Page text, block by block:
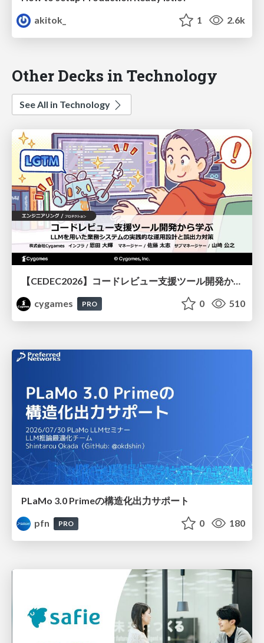
akitok_
1 2.6k
Other Decks in Technology
See All in Technology
【CEDEC2026】コードレビュー支援ツール開発から学ぶ：LLMを用いた業務システムの実践的な運用設計と誤出力対策
cygames
PRO 0 510
PLaMo 3.0 Primeの構造化出力サポート
pfn
PRO 0 180